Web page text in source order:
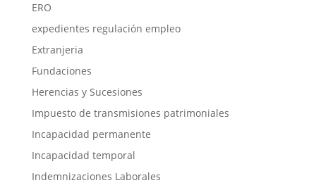
ERO
expedientes regulación empleo
Extranjeria
Fundaciones
Herencias y Sucesiones
Impuesto de transmisiones patrimoniales
Incapacidad permanente
Incapacidad temporal
Indemnizaciones Laborales